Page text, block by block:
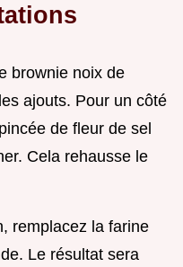
brownie noix de
ajouts. Pour un côté
de fleur de sel
Cela rehausse le
remplacez la farine
Le résultat sera